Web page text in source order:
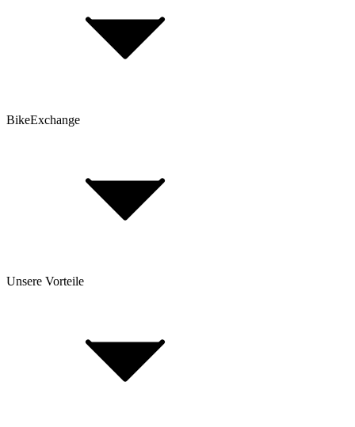
Top 80 E-Bike Marken
AGB
Cookie-Einstellungen
BikeExchange
Über Uns
BikeExchange für Händler
Unsere Vorteile